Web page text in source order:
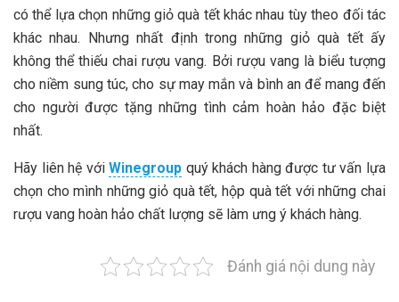
có thể lựa chọn những giỏ quà tết khác nhau tùy theo đối tác
khác nhau. Nhưng nhất định trong những giỏ quà tết ấy
không thể thiếu chai rượu vang. Bởi rượu vang là biểu tượng
cho niềm sung túc, cho sự may mắn và bình an để mang đến
cho người được tặng những tình cảm hoàn hảo đặc biệt
nhất.
Hãy liên hệ vớiWinegroup quý khách hàng được tư vấn lựa
chọn cho mình những giỏ quà tết, hộp quà tết với những chai
rượu vang hoàn hảo chất lượng sẽ làm ưng ý khách hàng.
Đánh giá nội dung này